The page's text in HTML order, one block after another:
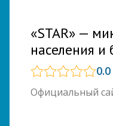
«STAR» —
населения и
0.0
Официальный